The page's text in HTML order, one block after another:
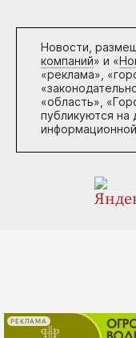
Новости,
компаний» и «
«реклама»,
«область»,
публикуются на
РЕКЛАМА